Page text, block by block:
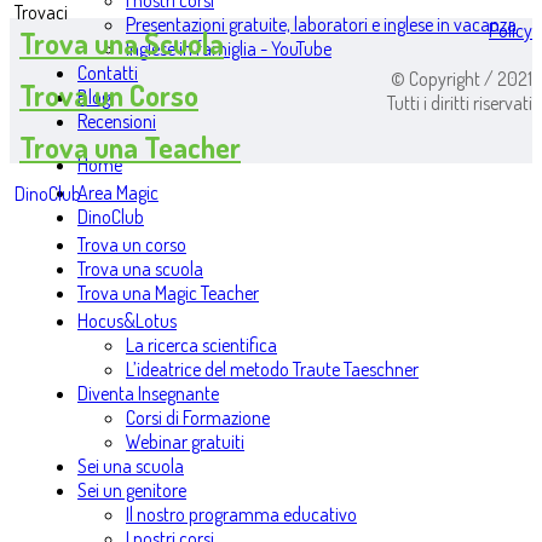
Presentazioni gratuite, laboratori e inglese in vacanza
Inglese in famiglia - YouTube
Contatti
Blog
Recensioni
Home
Area Magic
DinoClub
Trova un corso
Trova una scuola
Trova una Magic Teacher
Hocus&Lotus
La ricerca scientifica
L’ideatrice del metodo Traute Taeschner
Diventa Insegnante
Corsi di Formazione
Webinar gratuiti
Sei una scuola
Sei un genitore
Il nostro programma educativo
Trovaci
Trova una Scuola
Trova un Corso
Trova una Teacher
DinoClub
Policy
© Copyright / 2021
Tutti i diritti riservati